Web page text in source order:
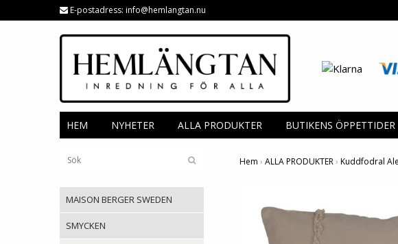
E-postadress: info@hemlangtan.nu
HEM NYHETER ALLA PRODUKTER BUTIKENS ÖPPETTIDER
MAISON BERGER SWEDEN
SMYCKEN
Hem › ALLA PRODUKTER› Kuddfodral